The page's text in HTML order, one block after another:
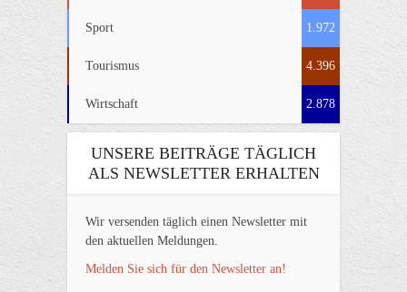
Sport 1.972
Tourismus 4.396
Wirtschaft 2.878
UNSERE BEITRÄGE TÄGLICH
ALS NEWSLETTER ERHALTEN
Wir versenden täglich einen Newsletter mit
den aktuellen Meldungen.
Melden Sie sich für den Newsletter an!